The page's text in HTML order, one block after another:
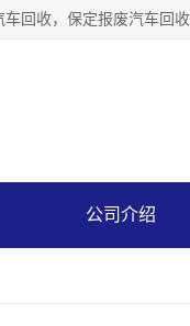
公司介绍